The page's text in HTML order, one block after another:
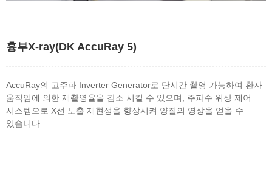
흉부X-ray(DK AccuRay 5)
AccuRay의 고주파 Inverter Generator로 단시간 촬영 가능하여 환자
움직임에 의한 재촬영율을 감소 시킬 수 있으며, 주파수 위상 제어
시스템으로 X선 노출 재현성을 향상시켜 양질의 영상을 얻을 수
있습니다.